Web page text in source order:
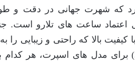
که شهرت جهانی در دقت و طول
اعتماد ساعت های تلارو است.
بالا که راحتی و زیبایی را
برای مدل های اسپرت، هر کدام